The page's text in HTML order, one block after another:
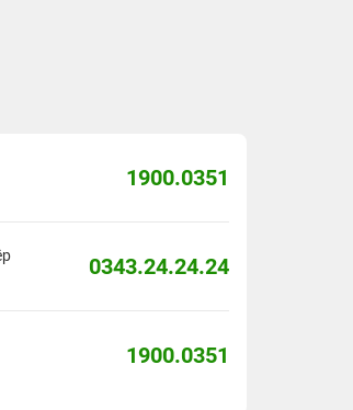
1900.0351
0343.24.24.24
1900.0351